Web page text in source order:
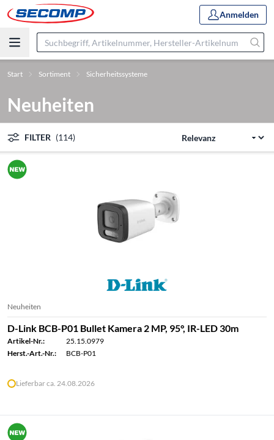
Anmelden
Start Sortiment Sicherheitssysteme
Neuheiten
FILTER (114)
Neuheiten
D-Link BCB-P01 Bullet Kamera 2 MP, 95°, IR-LED 30m
Artikel-Nr.:
25.15.0979
Herst.-Art.-Nr.:
BCB-P01
Lieferbar ca. 24.08.2026